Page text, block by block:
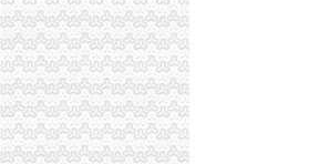
从海关到巴国
巴国城到海关
海关、工商联